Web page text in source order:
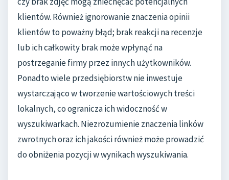
klientów. Również ignorowanie znaczenia opinii
klientów to poważny błąd; brak reakcji na recenzje
lub ich całkowity brak może wpłynąć na
postrzeganie firmy przez innych użytkowników.
Ponadto wiele przedsiębiorstw nie inwestuje
wystarczająco w tworzenie wartościowych treści
lokalnych, co ogranicza ich widoczność w
wyszukiwarkach. Niezrozumienie znaczenia linków
zwrotnych oraz ich jakości również może prowadzić
do obniżenia pozycji w wynikach wyszukiwania.